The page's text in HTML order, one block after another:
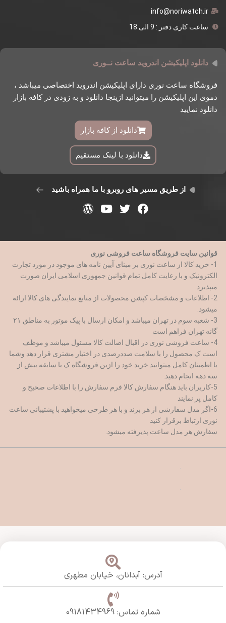
info@noriwatch.ir
ساعت کاری دفتر : 9 الی 18
دانلود اپلیکیشن اندروید ساعت نــوری
فروشگاه ساعت نوری دارای اپلیکیشن اندروید اختصاصی میباشد ،
دموی این اپلیکیشن را میتوانید ازینجا دانلود و به زودی در کافه بازار
دانلود نمایید
دانلود از کافه بازار
دانلود با لینک مستقیم
از طریق مسیر های روبرو با ما همراه باشید
قوانین سایت فروشگاه ساعت فروشی نوری
1- خرید کالا از ساعت نوری بر مبنای آیین نامه های موجود در مورد تجارت
الکترونیک و با رعایت کامل تمام قوانین جمهوری اسلامی ایران صورت
میپذیرد.
2- اطلاعات و مشخصات کپشن محصولات از منابع نمایندگی های کالا ارائه
میشود.
3- شعبه سوم در تهران میباشد و امکان ارسال با پیک موتور به مناطق ۲۱
گانه تهران فراهم است
4- ساعت فروشی نوری در اقبال اصالت کالا مسئول میباشد و موظف
است ک محصول را با سلامت صددرصدی در اختیار مشتری قرار دهد وشما
با اطمینان کامل میتوانید خرید خود را ازین فروشگاه ک با سابقه بیش از
سه دهه انجام دهید.
5-کاربران باید هنگام سفارش کالا فرم سفارش را با اطلاعات صحیح و
کامل پر نمایند
6-اگر مدل سفارشی از هر برند و با هر طرحی میخواهید با پشتیبانی ساعت
نوری ارتباط برقرار کنید
سفارش هر مدل ساعت پذیرفته میشود.
آدرس: آبدانان، خیابان مطهری
شماره تماس: 09181434969